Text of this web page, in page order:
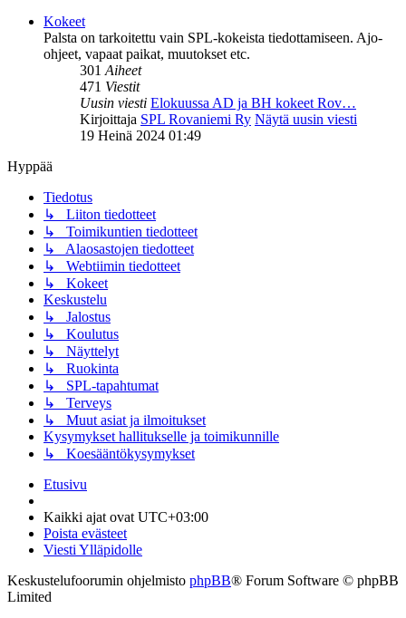
Kokeet
Palsta on tarkoitettu vain SPL-kokeista tiedottamiseen. Ajo-
ohjeet, vapaat paikat, muutokset etc.
301 Aiheet
471 Viestit
Uusin viesti Elokuussa AD ja BH kokeet Rov…
Kirjoittaja SPL Rovaniemi Ry Näytä uusin viesti
19 Heinä 2024 01:49
Hyppää
Tiedotus
↳ Liiton tiedotteet
↳ Toimikuntien tiedotteet
↳ Alaosastojen tiedotteet
↳ Webtiimin tiedotteet
↳ Kokeet
Keskustelu
↳ Jalostus
↳ Koulutus
↳ Näyttelyt
↳ Ruokinta
↳ SPL-tapahtumat
↳ Terveys
↳ Muut asiat ja ilmoitukset
Kysymykset hallitukselle ja toimikunnille
↳ Koesääntökysymykset
Etusivu
Kaikki ajat ovat UTC+03:00
Poista evästeet
Viesti Ylläpidolle
Keskustelufoorumin ohjelmisto phpBB® Forum Software © phpBB
Limited